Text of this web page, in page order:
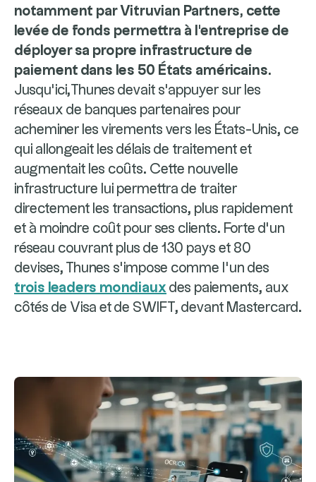
notamment par Vitruvian Partners, cette
levée de fonds permettra à l'entreprise de
déployer sa propre infrastructure de
paiement dans les 50 États américains.
Jusqu'ici,Thunes devait s'appuyer sur les
réseaux de banques partenaires pour
acheminer les virements vers les États-Unis, ce
qui allongeait les délais de traitement et
augmentait les coûts. Cette nouvelle
infrastructure lui permettra de traiter
directement les transactions, plus rapidement
et à moindre coût pour ses clients. Forte d'un
réseau couvrant plus de 130 pays et 80
devises, Thunes s'impose comme l'un des
trois leaders mondiaux des paiements, aux
côtés de Visa et de SWIFT, devant Mastercard.